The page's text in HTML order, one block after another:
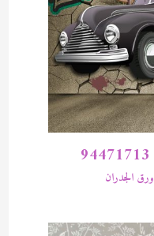
ورق الجدران